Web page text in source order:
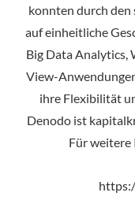
konnten durch
auf einheitliche
Big Data Analytics,
View-
ihre Flexibilität
Denodo ist
Für weitere